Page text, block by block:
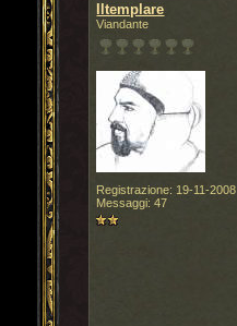
Iltemplare
Viandante
Registrazione: 19-11-2008
Messaggi: 47